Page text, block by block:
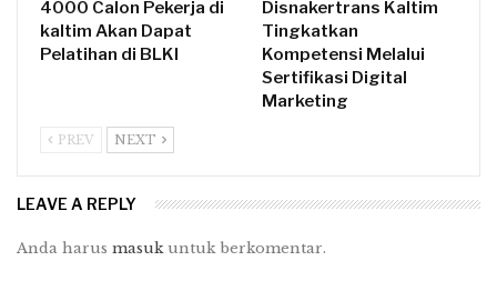
4000 Calon Pekerja di
kaltim Akan Dapat
Pelatihan di BLKI
Disnakertrans Kaltim
Tingkatkan
Kompetensi Melalui
Sertifikasi Digital
Marketing
PREV NEXT
LEAVE A REPLY
Anda harus masukuntuk berkomentar.